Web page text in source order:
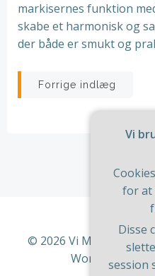
markisernes funktion
skabe et harmonisk og
der både er smukt og
Forrige indlæg
© 2026 Vi Med Hus Og
WordPress og
Vi
for at
Disse
session